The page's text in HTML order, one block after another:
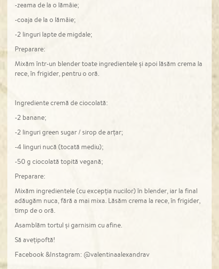
-zeama de la o lămâie;
-coaja de la o lămâie;
-2 linguri lapte de migdale;
Preparare:
Mixăm într-un blender toate ingredientele și apoi lăsăm crema la
rece, în frigider, pentru o oră.
Ingrediente cremă de ciocolată:
-2 banane;
-2 linguri green sugar / sirop de arțar;
-4 linguri nucă (tocată mediu);
-50 g ciocolată topită vegană;
Preparare:
Mixăm ingredientele (cu excepția nucilor) în blender, iar la final
adăugăm nuca, fără a mai mixa. Lăsăm crema la rece, în frigider,
timp de o oră.
Asamblăm tortul și garnisim cu afine.
Să avețipoftă!
Facebook &Instagram: @valentinaalexandrav